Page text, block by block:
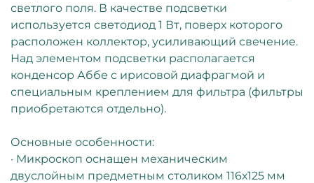
светлого поля. В качестве подсветки
используется светодиод 1 Вт, поверх которого
расположен коллектор, усиливающий свечение.
Над элементом подсветки располагается
конденсор Аббе с ирисовой диафрагмой и
специальным креплением для фильтра (фильтры
приобретаются отдельно).
Основные особенности:
· Микроскоп оснащен механическим
двуслойным предметным столиком 116х125 мм